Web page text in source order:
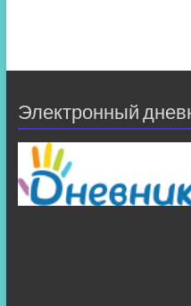
Электронный